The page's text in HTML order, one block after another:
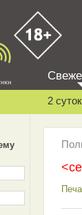
2 суток